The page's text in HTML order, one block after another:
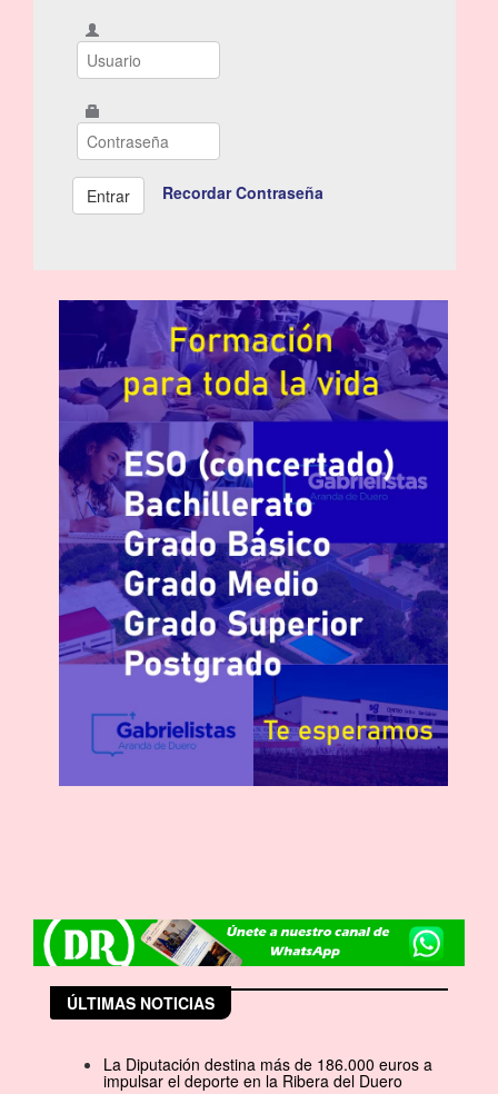
Recordar Contraseña
ÚLTIMAS NOTICIAS
La Diputación destina más de 186.000 euros a
impulsar el deporte en la Ribera del Duero